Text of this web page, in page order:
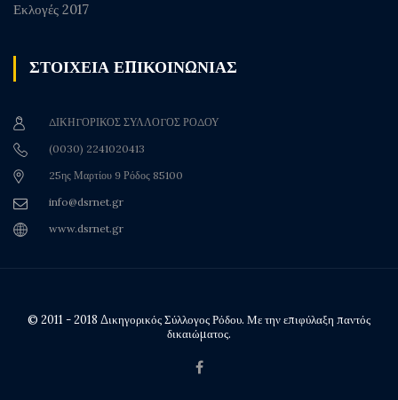
Εκλογές 2017
ΣΤΟΙΧΕΙΑ ΕΠΙΚΟΙΝΩΝΙΑΣ
ΔΙΚΗΓΟΡΙΚΟΣ ΣΥΛΛΟΓΟΣ ΡΟΔΟΥ
(0030) 2241020413
25ης Μαρτίου 9 Ρόδος 85100
info@dsrnet.gr
www.dsrnet.gr
© 2011 - 2018 Δικηγορικός Σύλλογος Ρόδου. Με την επιφύλαξη παντός
δικαιώματος.